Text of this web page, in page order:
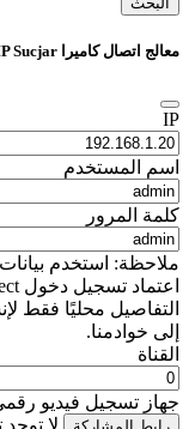
معالج اتصال كاميرا IP Sucjar
IP
اسم المستخدم
كلمة المرور
ملاحظة: استخدم
إلى خوادمنا.
القناة
جهاز تسجيل فيديو
لا